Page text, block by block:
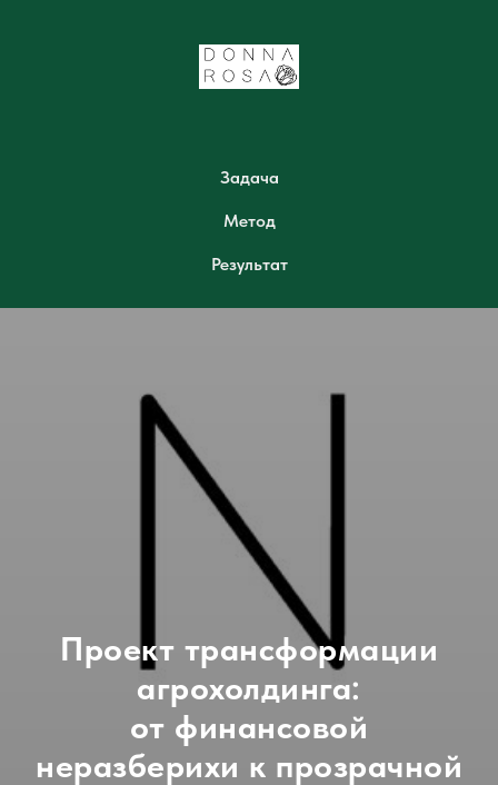
Задача
Метод
Результат
Проект трансформации
агрохолдинга:
от финансовой
неразберихи к прозрачной